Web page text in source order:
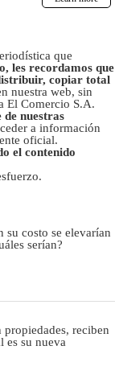
que
les recordamos que
copiar total
nuestra web, sin
El Comercio S.A.
nuestras
a información
oficial.
el contenido
su costo se elevarían
serían?
propiedades, reciben
es su nueva